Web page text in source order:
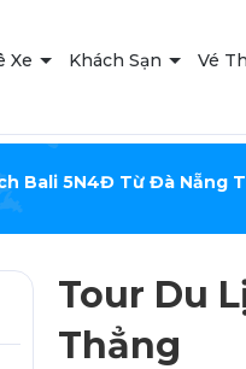
Xe Khách Sạn Vé
Bali 5N4Đ Từ Đà Nẵng
Tour Du
Thẳng